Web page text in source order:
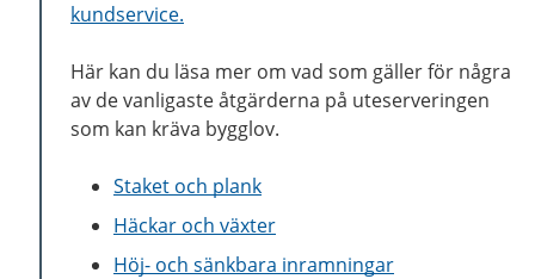
kundservice.
Här kan du läsa mer om vad som gäller för några
av de vanligaste åtgärderna på uteserveringen
som kan kräva bygglov.
Staket och plank
Häckar och växter
Höj- och sänkbara inramningar